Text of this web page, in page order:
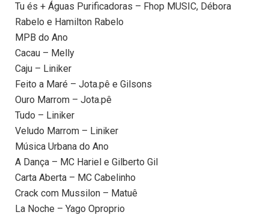
Tu és + Águas Purificadoras – Fhop MUSIC, Débora
Rabelo e Hamilton Rabelo
MPB do Ano
Cacau – Melly
Caju – Liniker
Feito a Maré – Jota.pê e Gilsons
Ouro Marrom – Jota.pê
Tudo – Liniker
Veludo Marrom – Liniker
Música Urbana do Ano
A Dança – MC Hariel e Gilberto Gil
Carta Aberta – MC Cabelinho
Crack com Mussilon – Matuê
La Noche – Yago Oproprio